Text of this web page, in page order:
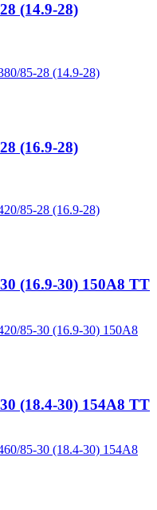
(14.9-28)
(16.9-28)
(16.9-30) 150A8 TT
(18.4-30) 154A8 TT